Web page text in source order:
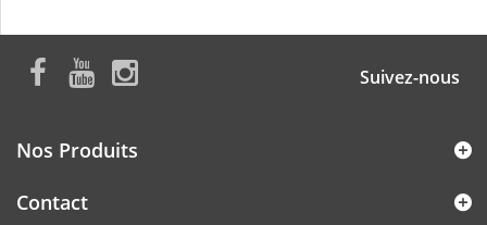
Suivez-nous
Nos Produits
Contact